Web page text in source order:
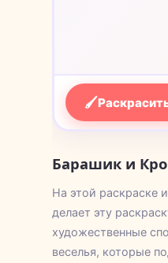
🖌
Барашик и
На этой раскраске
делает эту
художественные
веселья, которые